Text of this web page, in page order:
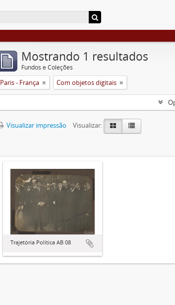
Mostrando 1 resultados
Fundos e Coleções
Paris - França Com objetos digitais
Visualizar impressão
Visualizar:
Trajetória Política AB 08